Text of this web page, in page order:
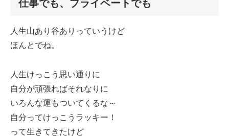
仕事でも、プライベートでも
人生山あり谷ありっていうけど
ほんとでね。
人生けっこう思い通りに
自分が頑張ればそれなりに
いろんな運もついてくるな～
自分ってけっこうラッキー！
って生きてきたけど